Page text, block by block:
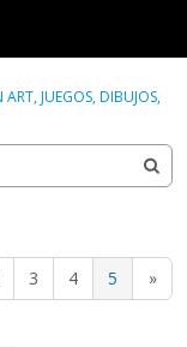
×
ART, JUEGOS, DIBUJOS,
3 4 5 »